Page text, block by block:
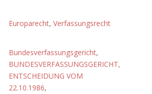
Europarecht, Verfassungsrecht
Bundesverfassungsgericht,
BUNDESVERFASSUNGSGERICHT,
ENTSCHEIDUNG VOM
22.10.1986,